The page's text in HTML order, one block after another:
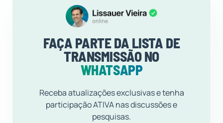
FAÇA PARTE DA LISTA DE
TRANSMISSÃO NO
WHATSAPP
Receba atualizações exclusivas e tenha
participação ATIVA nas discussões e
pesquisas.